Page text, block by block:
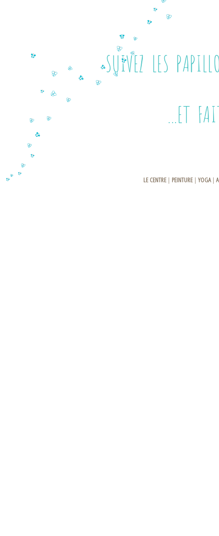
SUIVEZ LES
...ET FAITES
LE CENTRE| PEINTURE| YOGA|